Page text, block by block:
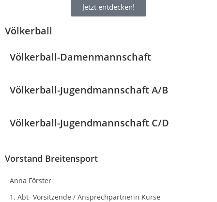
Jetzt entdecken!
Völkerball
Völkerball-Damenmannschaft
Völkerball-Jugendmannschaft A/B
Völkerball-Jugendmannschaft C/D
Vorstand Breitensport
Anna Förster
1. Abt- Vorsitzende / Ansprechpartnerin Kurse